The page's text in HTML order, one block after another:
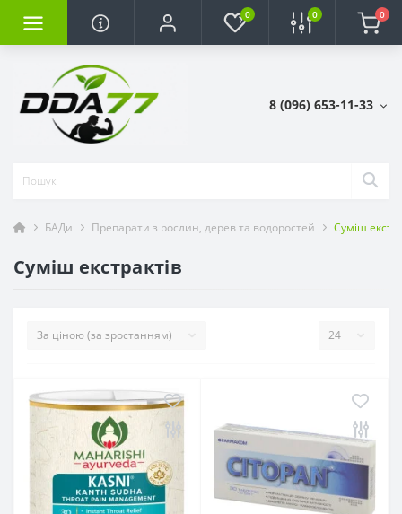
0 0 0
8 (096) 653-11-33
БАДи Препарати з рослин, дерев та водоростей Суміш
Суміш екстрактів